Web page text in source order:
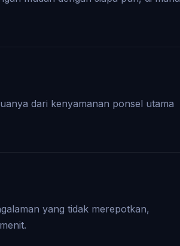
dari kenyamanan ponsel utama
yang tidak merepotkan,